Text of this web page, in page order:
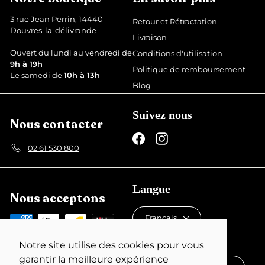
Notre site utilise des cookies pour vous
garantir la meilleure expérience
u
i
t
u
l
i
r
3 rue Jean Perrin, 14440
Douvres-la-délivrande
Ouvert du lundi au vendredi de
9h à 19h
Le samedi de10h à 13h
Retour et Rétractation
Livraison
Conditions d'utilisation
Politique de remboursement
Blog
Nous contacter
02 61 530 800
Suivez nous
FacebookInstagram
Nous acceptons
Langue
Français